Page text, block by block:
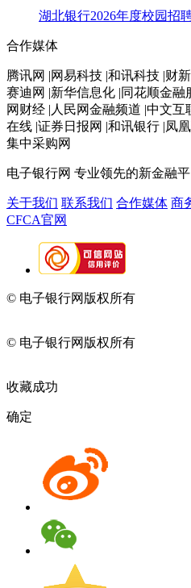
湖北银行2026年度校园招
合作媒体
腾讯网 |网易科技 |和讯科技 |财
赛迪网 |新华信息化 |同花顺金
网财经 |人民网金融频道 |中文
在线 |证券日报网 |和讯银行 |凤
集中采购网
电子银行网 专业领先的新金融平
关于我们 联系我们 合作媒体 商
CFCA官网
© 电子银行网版权所有
© 电子银行网版权所有
收藏成功
确定